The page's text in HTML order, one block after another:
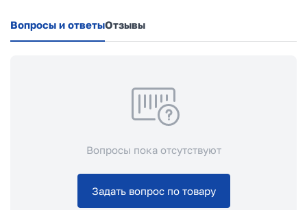
Вопросы и ответыОтзывы
Вопросы пока отсутствуют
Задать вопрос по товару